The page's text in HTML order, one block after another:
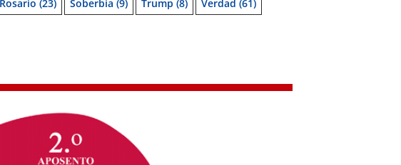
(23) Soberbia (9) Trump (8) Verdad (61)